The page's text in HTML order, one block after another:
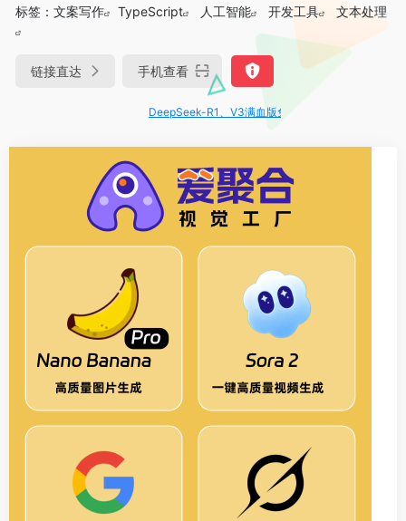
标签： 文案写作 TypeScript 人工智能 开发工具 文本处理
链接直达 手机查看
DeepSeek-R1、V3满血版免费用！- 字节Trae即可编程又